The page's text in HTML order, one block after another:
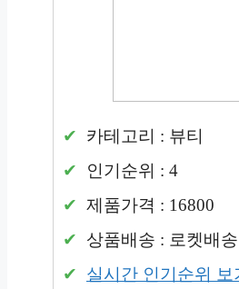
카테고리 : 뷰티
인기순위 : 4
제품가격 : 16800
상품배송 : 로켓배송
실시간 인기순위 보